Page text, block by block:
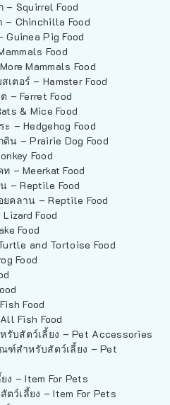
– Squirrel Food
– Chinchilla Food
Guinea Pig Food
Food
Mammals Food
เตอร์ – Hamster Food
– Ferret Food
& Mice Food
– Hedgehog Food
ดิน – Prairie Dog Food
Food
– Meerkat Food
– Reptile Food
ยคลาน – Reptile Food
Food
Food
and Tortoise Food
Food
Food
Fish Food
บสัตว์เลี้ยง – Pet Accessories
สำหรับสัตว์เลี้ยง – Pet
ง – Item For Pets
ตว์เลี้ยง – Item For Pets